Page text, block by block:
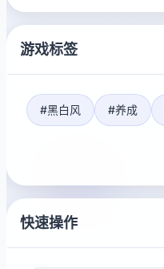
游戏标签
#黑白风 #养成
快速操作